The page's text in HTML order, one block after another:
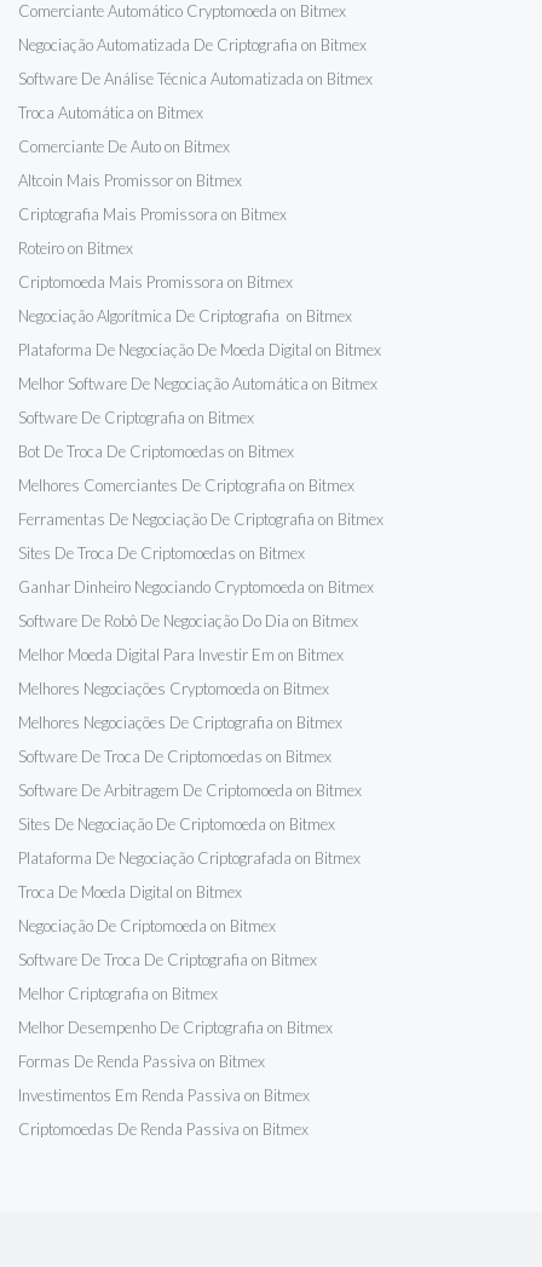
Comerciante Automático Cryptomoeda on Bitmex
Negociação Automatizada De Criptografia on Bitmex
Software De Análise Técnica Automatizada on Bitmex
Troca Automática on Bitmex
Comerciante De Auto on Bitmex
Altcoin Mais Promissor on Bitmex
Criptografia Mais Promissora on Bitmex
Roteiro on Bitmex
Criptomoeda Mais Promissora on Bitmex
Negociação Algorítmica De Criptografia on Bitmex
Plataforma De Negociação De Moeda Digital on Bitmex
Melhor Software De Negociação Automática on Bitmex
Software De Criptografia on Bitmex
Bot De Troca De Criptomoedas on Bitmex
Melhores Comerciantes De Criptografia on Bitmex
Ferramentas De Negociação De Criptografia on Bitmex
Sites De Troca De Criptomoedas on Bitmex
Ganhar Dinheiro Negociando Cryptomoeda on Bitmex
Software De Robô De Negociação Do Dia on Bitmex
Melhor Moeda Digital Para Investir Em on Bitmex
Melhores Negociações Cryptomoeda on Bitmex
Melhores Negociações De Criptografia on Bitmex
Software De Troca De Criptomoedas on Bitmex
Software De Arbitragem De Criptomoeda on Bitmex
Sites De Negociação De Criptomoeda on Bitmex
Plataforma De Negociação Criptografada on Bitmex
Troca De Moeda Digital on Bitmex
Negociação De Criptomoeda on Bitmex
Software De Troca De Criptografia on Bitmex
Melhor Criptografia on Bitmex
Melhor Desempenho De Criptografia on Bitmex
Formas De Renda Passiva on Bitmex
Investimentos Em Renda Passiva on Bitmex
Criptomoedas De Renda Passiva on Bitmex